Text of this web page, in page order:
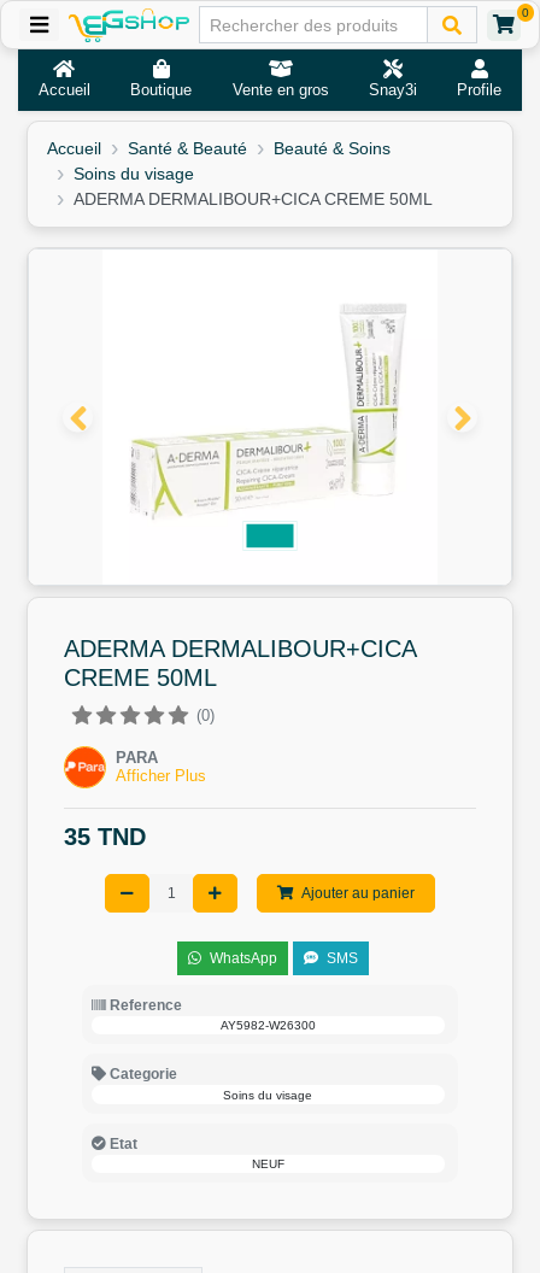
0
Accueil Boutique Vente en gros Snay3i Profile
Accueil Santé & Beauté
Beauté & Soins
Soins du visage
ADERMA DERMALIBOUR+CICA CREME 50ML
ADERMA DERMALIBOUR+CICA
CREME 50ML
(0)
PARA
Afficher Plus
35 TND
Ajouter au panier
WhatsApp SMS
Reference
AY5982-W26300
Categorie
Soins du visage
Etat
NEUF